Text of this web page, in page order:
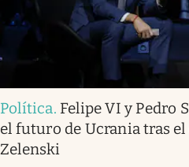
Política. Felipe VI y Pedro
el futuro de Ucrania tras
Zelenski